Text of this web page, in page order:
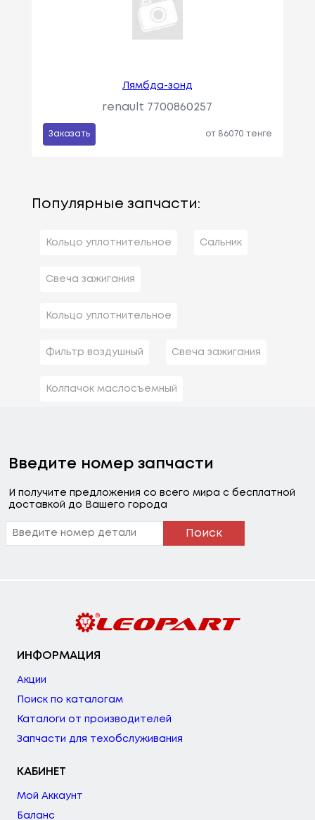
Лямбда-зонд
renault 7700860257
Заказать от 86070 тенге
Популярные запчасти:
Кольцо уплотнительное Сальник
Свеча зажигания
Кольцо уплотнительное
Фильтр воздушный Свеча зажигания
Колпачок маслосъемный
Введите номер запчасти
И получите предложения со всего мира с бесплатной
доставкой до Вашего города
Поиск
ИНФОРМАЦИЯ
Акции
Поиск по каталогам
Каталоги от производителей
Запчасти для техобслуживания
КАБИНЕТ
Мой Аккаунт
Баланс